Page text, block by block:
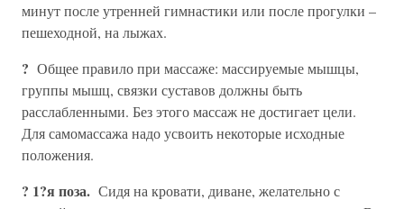
минут после утренней гимнастики или после прогулки –
пешеходной, на лыжах.
? Общее правило при массаже: массируемые мышцы,
группы мышц, связки суставов должны быть
расслабленными. Без этого массаж не достигает цели.
Для самомассажа надо усвоить некоторые исходные
положения.
? 1?я поза. Сидя на кровати, диване, желательно с